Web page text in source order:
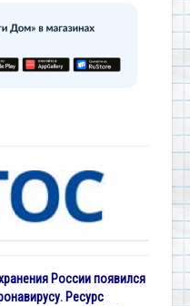
России появился
Ресурс